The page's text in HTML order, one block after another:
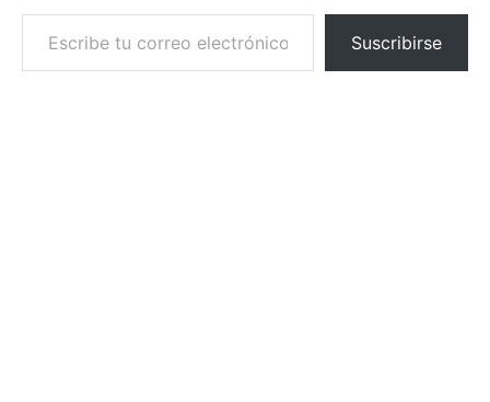
Escribe tu correo electrónico…
Suscribirse